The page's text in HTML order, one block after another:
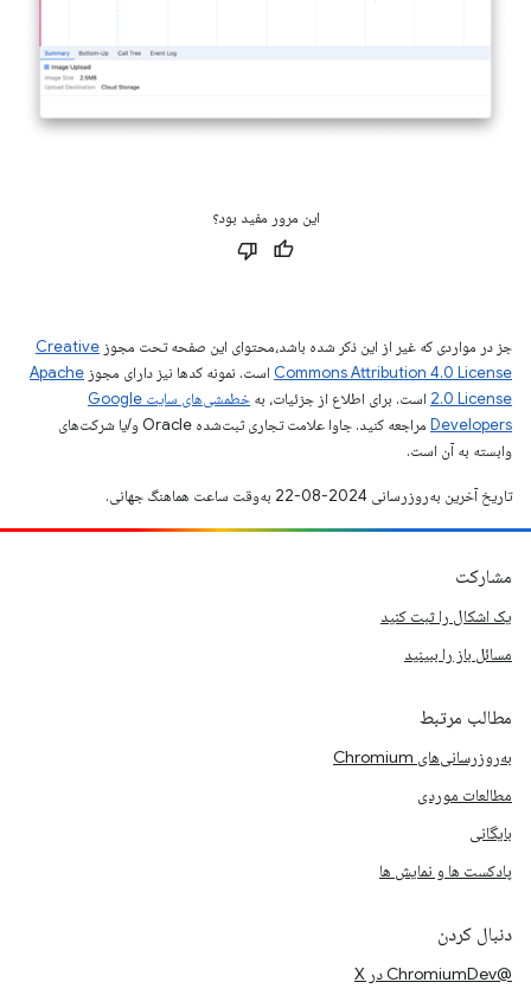
این مرور مفید بود؟
جز در مواردی که غیر از این ذکر شده باشد،‌محتوای این صفحه تحت مجوز Creative
Commons Attribution 4.0 License است. نمونه کدها نیز دارای مجوز Apache
2.0 License است. برای اطلاع از جزئیات، به
خطمشی‌های سایت Google
Developers‏
مراجعه کنید. جاوا علامت تجاری ثبت‌شده Oracle و/یا شرکت‌های
وابسته به آن است.
تاریخ آخرین به‌روزرسانی 2024-08-22 به‌وقت ساعت هماهنگ جهانی.
مشارکت
یک اشکال را ثبت کنید
مسائل باز را ببینید
مطالب مرتبط
به‌روزرسانی‌های Chromium
مطالعات موردی
بایگانی
پادکست ها و نمایش ها
دنبال کردن
@ChromiumDev در X